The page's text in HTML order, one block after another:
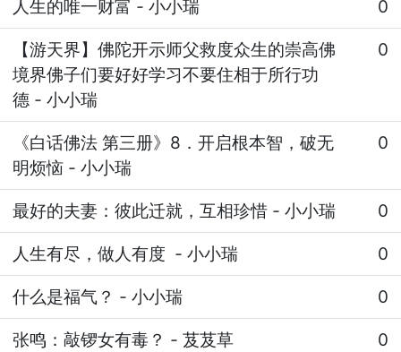
人生的唯一财富 - 小小瑞 0
【游天界】佛陀开示师父救度众生的崇高佛
境界佛子们要好好学习不要住相于所行功
德 - 小小瑞
0
《白话佛法 第三册》8．开启根本智，破无
明烦恼 - 小小瑞
0
最好的夫妻：彼此迁就，互相珍惜 - 小小瑞 0
人生有尽，做人有度 - 小小瑞 0
什么是福气？ - 小小瑞 0
张鸣：敲锣女有毒？ - 芨芨草 0